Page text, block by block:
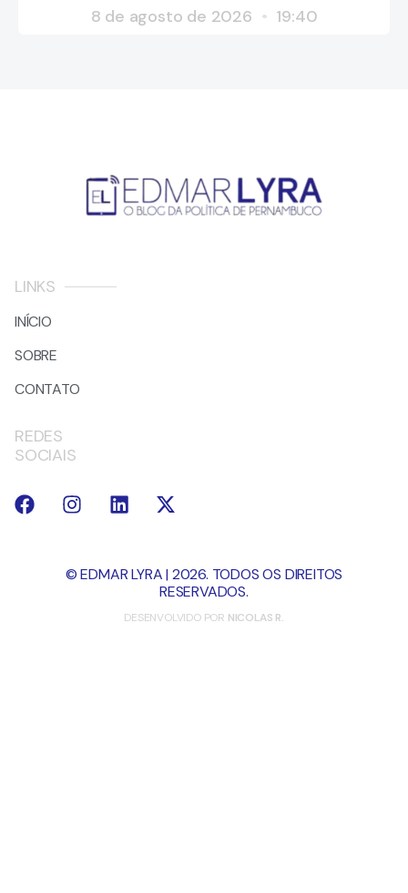
8 de agosto de 2026
19:40
LINKS
INÍCIO
SOBRE
CONTATO
REDES
SOCIAIS
© EDMAR LYRA | 2026. TODOS OS DIREITOS
RESERVADOS.
DESENVOLVIDO POR NICOLAS R.